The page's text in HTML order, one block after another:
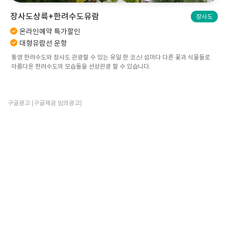
장사도상륙+한려수도유람 장사도
온라인예약 특가할인
대형유람선 운항
통영 한려수도와 장사도 관광할 수 있는 유일 한 코스! 섬마다 다른 꽃과 식물들로
아름다운 한려수도의 모습들을 선상관광 할 수 있습니다.
구글광고 (구글제공 임의광고)